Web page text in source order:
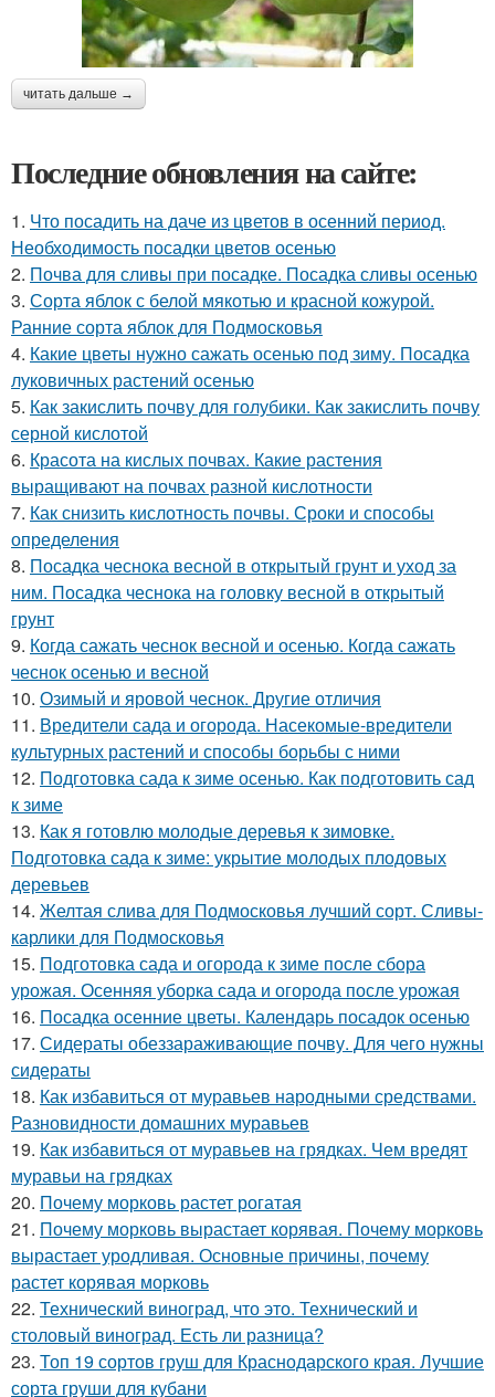
читать дальше →
Последние обновления на сайте:
1. Что посадить на даче из цветов в осенний период.
Необходимость посадки цветов осенью
2. Почва для сливы при посадке. Посадка сливы осенью
3. Сорта яблок с белой мякотью и красной кожурой.
Ранние сорта яблок для Подмосковья
4. Какие цветы нужно сажать осенью под зиму. Посадка
луковичных растений осенью
5. Как закислить почву для голубики. Как закислить почву
серной кислотой
6. Красота на кислых почвах. Какие растения
выращивают на почвах разной кислотности
7. Как снизить кислотность почвы. Сроки и способы
определения
8. Посадка чеснока весной в открытый грунт и уход за
ним. Посадка чеснока на головку весной в открытый
грунт
9. Когда сажать чеснок весной и осенью. Когда сажать
чеснок осенью и весной
10. Озимый и яровой чеснок. Другие отличия
11. Вредители сада и огорода. Насекомые-вредители
культурных растений и способы борьбы с ними
12. Подготовка сада к зиме осенью. Как подготовить сад
к зиме
13. Как я готовлю молодые деревья к зимовке.
Подготовка сада к зиме: укрытие молодых плодовых
деревьев
14. Желтая слива для Подмосковья лучший сорт. Сливы-
карлики для Подмосковья
15. Подготовка сада и огорода к зиме после сбора
урожая. Осенняя уборка сада и огорода после урожая
16. Посадка осенние цветы. Календарь посадок осенью
17. Сидераты обеззараживающие почву. Для чего нужны
сидераты
18. Как избавиться от муравьев народными средствами.
Разновидности домашних муравьев
19. Как избавиться от муравьев на грядках. Чем вредят
муравьи на грядках
20. Почему морковь растет рогатая
21. Почему морковь вырастает корявая. Почему морковь
вырастает уродливая. Основные причины, почему
растет корявая морковь
22. Технический виноград, что это. Технический и
столовый виноград. Есть ли разница?
23. Топ 19 сортов груш для Краснодарского края. Лучшие
сорта груши для кубани